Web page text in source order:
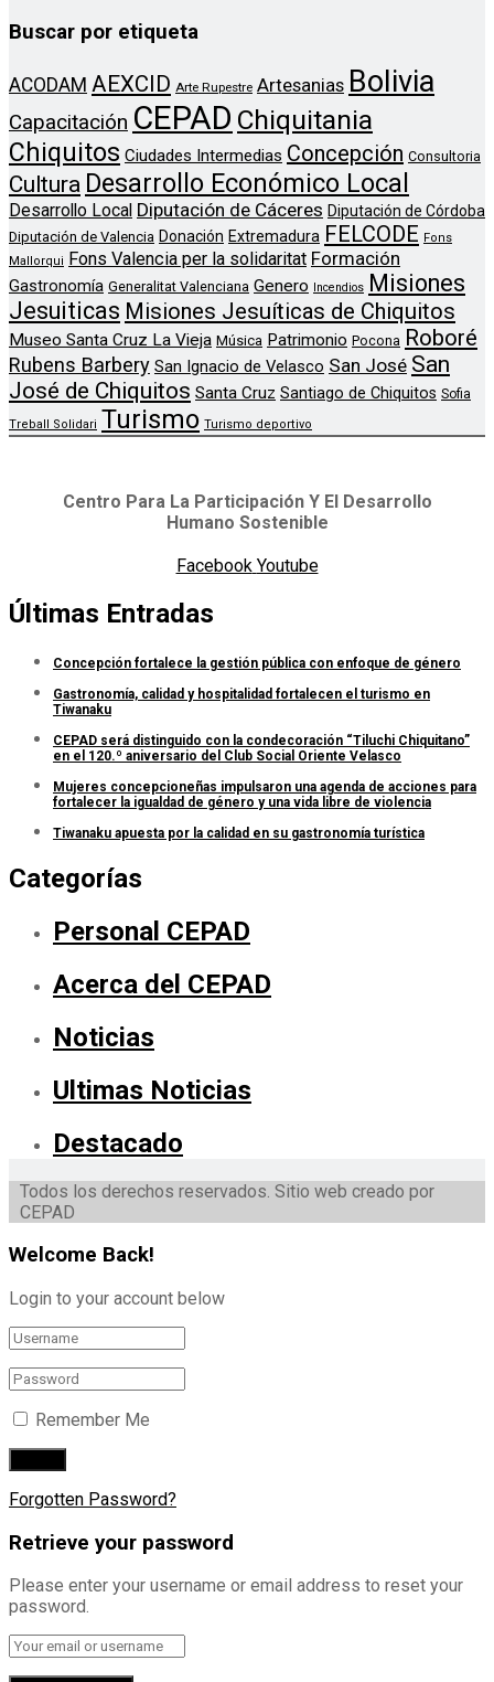
Buscar por etiqueta
ACODAM AEXCID Arte Rupestre Artesanias Bolivia
Capacitación CEPAD Chiquitania
Chiquitos Ciudades Intermedias Concepción Consultoria
Cultura Desarrollo Económico Local
Desarrollo Local Diputación de Cáceres Diputación de Córdoba
Diputación de Valencia Donación Extremadura FELCODE Fons
Mallorqui
Fons Valencia per la solidaritat Formación
Gastronomía Generalitat Valenciana Genero Incendios
Misiones
Jesuiticas Misiones Jesuíticas de Chiquitos
Museo Santa Cruz La Vieja Música Patrimonio Pocona Roboré
Rubens Barbery San Ignacio de Velasco San José San
José de Chiquitos Santa Cruz Santiago de Chiquitos Sofia
Treball Solidari Turismo Turismo deportivo
Centro Para La Participación Y El Desarrollo
Humano Sostenible
Facebook Youtube
Últimas Entradas
Concepción fortalece la gestión pública con enfoque de género
Gastronomía, calidad y hospitalidad fortalecen el turismo en
Tiwanaku
CEPAD será distinguido con la condecoración “Tiluchi Chiquitano”
en el 120.º aniversario del Club Social Oriente Velasco
Mujeres concepcioneñas impulsaron una agenda de acciones para
fortalecer la igualdad de género y una vida libre de violencia
Tiwanaku apuesta por la calidad en su gastronomía turística
Categorías
Personal CEPAD
Acerca del CEPAD
Noticias
Ultimas Noticias
Destacado
Todos los derechos reservados. Sitio web creado por
CEPAD
Welcome Back!
Login to your account below
Remember Me
Forgotten Password?
Retrieve your password
Please enter your username or email address to reset your
password.